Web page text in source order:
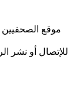
موقع